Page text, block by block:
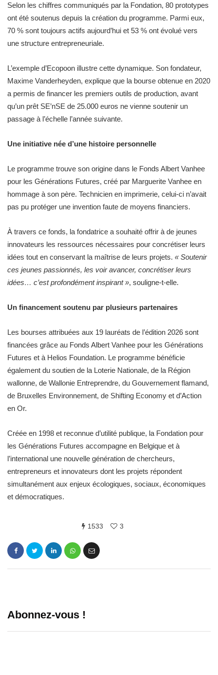
Selon les chiffres communiqués par la Fondation, 80 prototypes
ont été soutenus depuis la création du programme. Parmi eux,
70 % sont toujours actifs aujourd’hui et 53 % ont évolué vers
une structure entrepreneuriale.
L’exemple d’Ecopoon illustre cette dynamique. Son fondateur,
Maxime Vanderheyden, explique que la bourse obtenue en 2020
a permis de financer les premiers outils de production, avant
qu’un prêt SE’nSE de 25.000 euros ne vienne soutenir un
passage à l’échelle l’année suivante.
Une initiative née d’une histoire personnelle
Le programme trouve son origine dans le Fonds Albert Vanhee
pour les Générations Futures, créé par Marguerite Vanhee en
hommage à son père. Technicien en imprimerie, celui-ci n’avait
pas pu protéger une invention faute de moyens financiers.
À travers ce fonds, la fondatrice a souhaité offrir à de jeunes
innovateurs les ressources nécessaires pour concrétiser leurs
idées tout en conservant la maîtrise de leurs projets. « Soutenir
ces jeunes passionnés, les voir avancer, concrétiser leurs
idées… c’est profondément inspirant », souligne-t-elle.
Un financement soutenu par plusieurs partenaires
Les bourses attribuées aux 19 lauréats de l’édition 2026 sont
financées grâce au Fonds Albert Vanhee pour les Générations
Futures et à Helios Foundation. Le programme bénéficie
également du soutien de la Loterie Nationale, de la Région
wallonne, de Wallonie Entreprendre, du Gouvernement flamand,
de Bruxelles Environnement, de Shifting Economy et d’Action
en Or.
Créée en 1998 et reconnue d’utilité publique, la Fondation pour
les Générations Futures accompagne en Belgique et à
l’international une nouvelle génération de chercheurs,
entrepreneurs et innovateurs dont les projets répondent
simultanément aux enjeux écologiques, sociaux, économiques
et démocratiques.
1533 3
Abonnez-vous !